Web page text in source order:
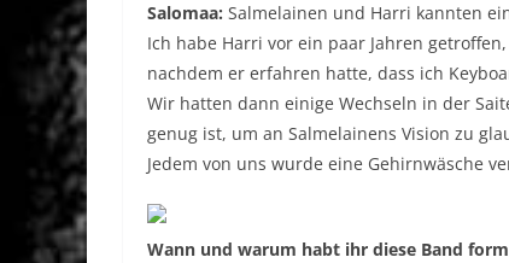
Salomaa: Salmelainen und Harri kannten
Ich habe Harri vor ein paar Jahren
nachdem er erfahren hatte, dass ich
Wir hatten dann einige Wechseln in der
genug ist, um an Salmelainens Vision zu
Jedem von uns wurde eine Gehirnwäsche
Wann und warum habt ihr diese Band